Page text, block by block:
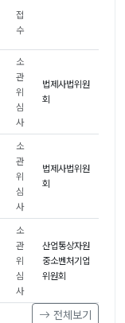
접
수
소
관
위
심
사
법제사법위원
회
소
관
위
심
사
법제사법위원
회
소
관
위
심
사
산업통상자원
중소벤처기업
위원회
전체보기